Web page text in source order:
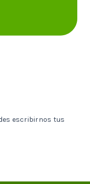
escribirnos tus